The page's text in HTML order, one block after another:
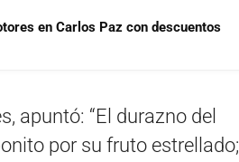
en Carlos Paz con descuentos
apuntó: “El durazno del
por su fruto estrellado;